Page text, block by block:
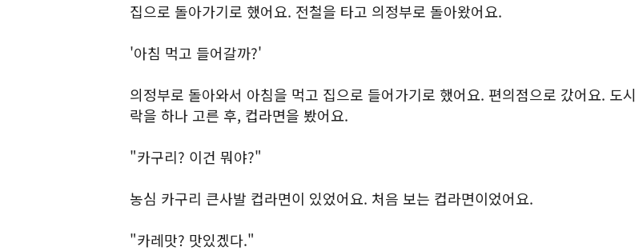
집으로 돌아가기로 했어요. 전철을 타고 의정부로 돌아왔어요.
'아침 먹고 들어갈까?'
의정부로 돌아와서 아침을 먹고 집으로 들어가기로 했어요. 편의점으로 갔어요. 도시
락을 하나 고른 후, 컵라면을 봤어요.
"카구리? 이건 뭐야?"
농심 카구리 큰사발 컵라면이 있었어요. 처음 보는 컵라면이었어요.
"카레맛? 맛있겠다."